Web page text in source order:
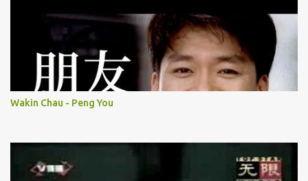
Wakin Chau - Peng You